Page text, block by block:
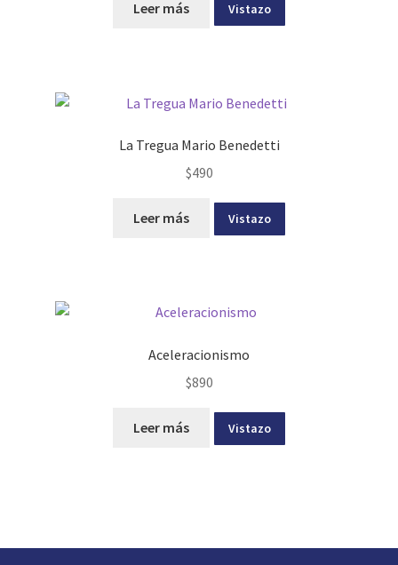
Leer más Vistazo
La Tregua Mario Benedetti
$490
Leer más Vistazo
Aceleracionismo
$890
Leer más Vistazo